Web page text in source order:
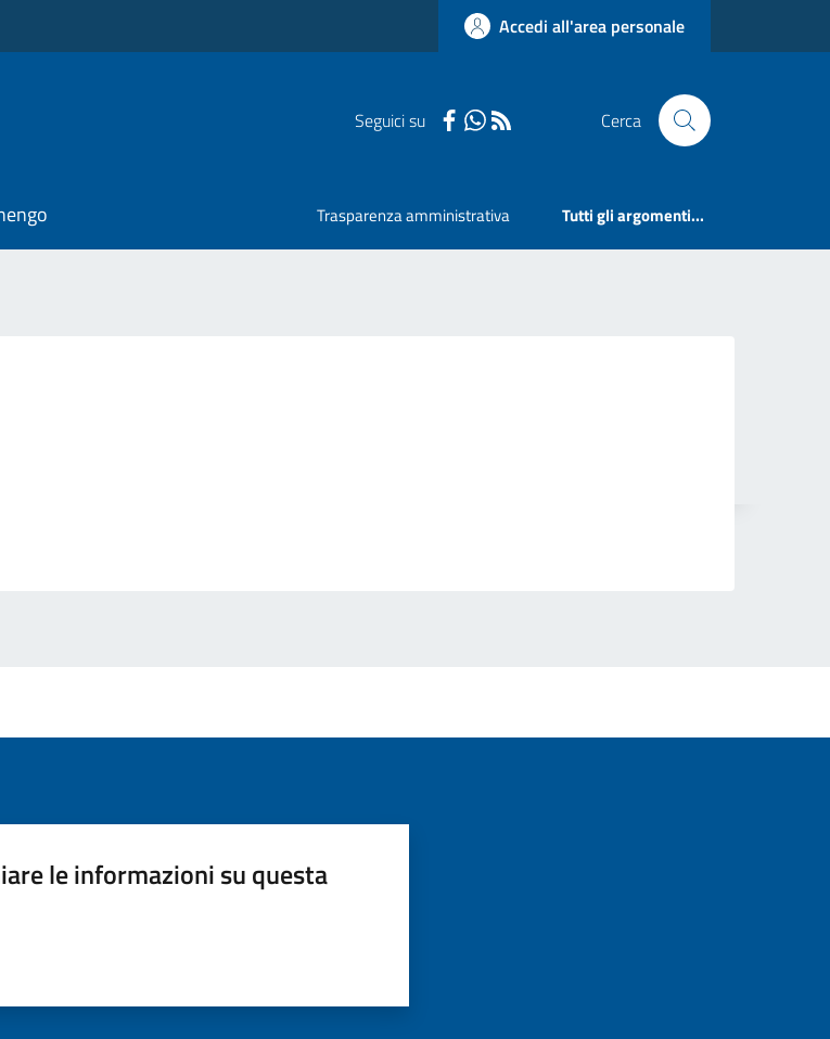
Accedi all'area personale
Seguici su Cerca
Trasparenza amministrativa Tutti gli argomenti...
le informazioni su questa